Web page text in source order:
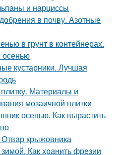
и нарциссы
в почву. Азотные
в грунт в контейнерах.
осенью
кустарники. Лучшая
Материалы и
мозаичной плитки
осенью. Как вырастить
крыжовника
Как хранить фрезии